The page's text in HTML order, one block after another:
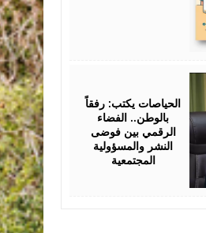
الحياصات يكتب: رفقاً
بالوطن.. الفضاء
الرقمي بين فوضى
النشر والمسؤولية
المجتمعية
2026